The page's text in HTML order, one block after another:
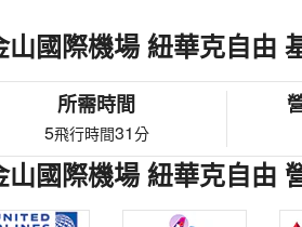
山國際機場 紐華克自由
所需時間
5飛行時間31分
山國際機場 紐華克自由